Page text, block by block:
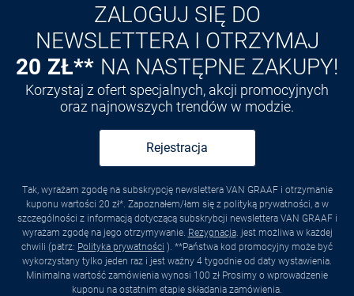
ZALOGUJ SIĘ DO
NEWSLETTERA I OTRZYMAJ
20 ZŁ** NA NASTĘPNE ZAKUPY!
Korzystaj z ofert specjalnych, akcji promocyjnych
oraz najnowszych trendów w modzie.
Rejestracja
Tak, wyrażam zgodę na subskrypcję newslettera VAN GRAAF i otrzymanie
kuponu wartości 20 zł*. Zapoznałem/łam się z polityką prywatności, a w
szczególności z informacją dotyczącą subskrybcji newslettera VAN GRAAF i
wyrażam zgodę na jego otrzymywanie. Rezygnacja. jest możliwa w każdej
chwili (patrz: Polityka prywatności ). **Państwa kod promocyjny może być
wykorzystany tylko jeden raz i jest ważny 4 tygodnie od daty wystawienia.
Minimalna wartość zamówienia wynosi 100 zł Prosimy o wprowadzenie
kuponu na ostatnim etapie składania zamówienia.